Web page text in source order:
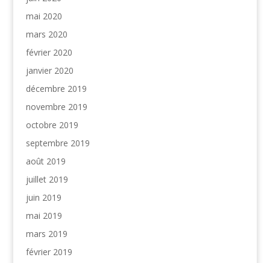
mai 2020
mars 2020
février 2020
janvier 2020
décembre 2019
novembre 2019
octobre 2019
septembre 2019
août 2019
juillet 2019
juin 2019
mai 2019
mars 2019
février 2019